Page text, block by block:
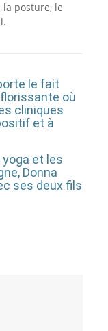
posture, le
le fait
florissante où
cliniques
et à
yoga et les
Donna
ses deux fils